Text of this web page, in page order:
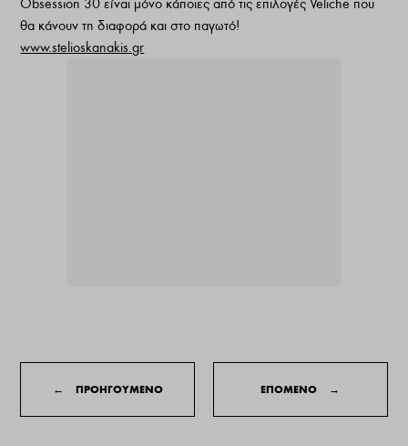
Obsession 30 είναι μόνο κάποιες από τις επιλογές Veliche που
θα κάνουν τη διαφορά και στο παγωτό!
www.stelioskanakis.gr
← ΠΡΟΗΓΟΥΜΕΝΟ ΕΠΟΜΕΝΟ →